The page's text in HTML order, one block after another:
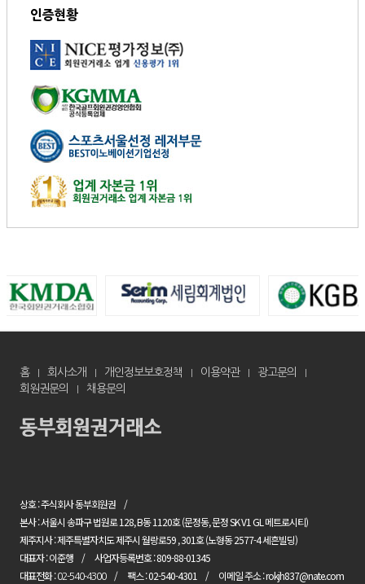
인증현황
홈 회사소개 개인정보보호정책 이용약관
광고문의
회원권문의
채용문의
상호 : 주식회사 동부회원권
본사 : 서울시 송파구 법원로 128, B동 1120호 (문정동, 문정 SK V1 GL 메트로시티)
제주지사 : 제주특별자치도 제주시 월랑로59 , 301호 (노형동 2577-4 세흔빌딩)
대표자 : 이준행
사업자등록번호 : 809-88-01345
대표전화 :02-540-4300 팩스 : 02-540-4301 이메일 주소 : rokjh837@nate.com